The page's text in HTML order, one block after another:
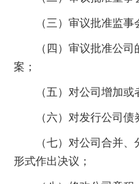
（三）审议批准监事
（四）审议批准公司
案；
（五）对公司增加或者
（六）对发行公司债
（七）对公司合并、
形式作出决议；